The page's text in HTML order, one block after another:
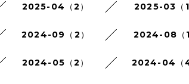
2025-04（2） 2025-03（
2024-09（2） 2024-08（
2024-05（2） 2024-04（